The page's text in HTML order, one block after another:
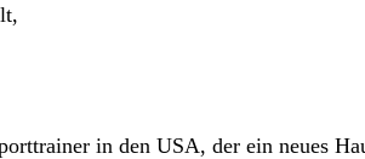
in den USA, der ein neues